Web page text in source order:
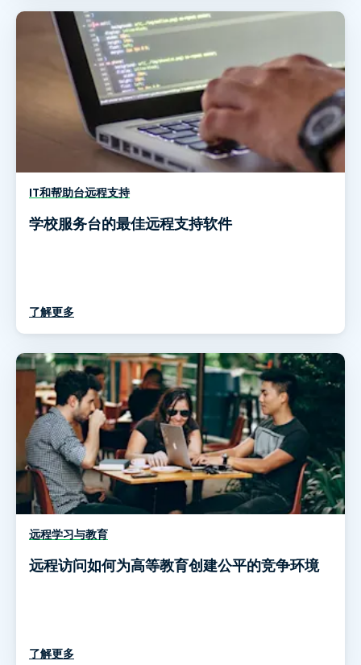
IT和帮助台远程支持
学校服务台的最佳远程支持软件
了解更多
远程学习与教育
远程访问如何为高等教育创建公平的竞争环境
了解更多